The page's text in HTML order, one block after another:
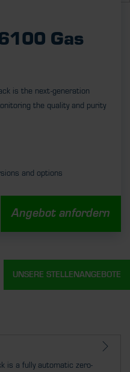
Gas
is the next-generation
the quality and purity
and options
Angebot anfordern
is a fully automatic zero-
UNSERE STELLENANGEBOTE